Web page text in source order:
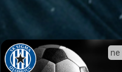
ne